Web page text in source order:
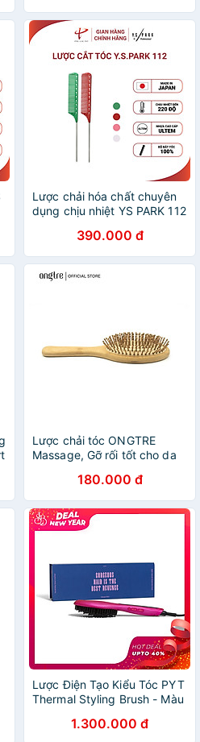
Lược chải hóa chất chuyên
dụng chịu nhiệt YS PARK 112
390.000 đ
Lược chải tóc ONGTRE
Massage, Gỡ rối tốt cho da
180.000 đ
Lược Điện Tạo Kiểu Tóc PYT
Thermal Styling Brush - Màu
Phồng Chân Tóc - Công
1.300.000 đ